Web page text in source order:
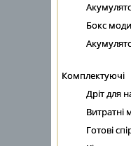
Бокс моди
Комплектуючі
Дріт для
Витратні
Готові